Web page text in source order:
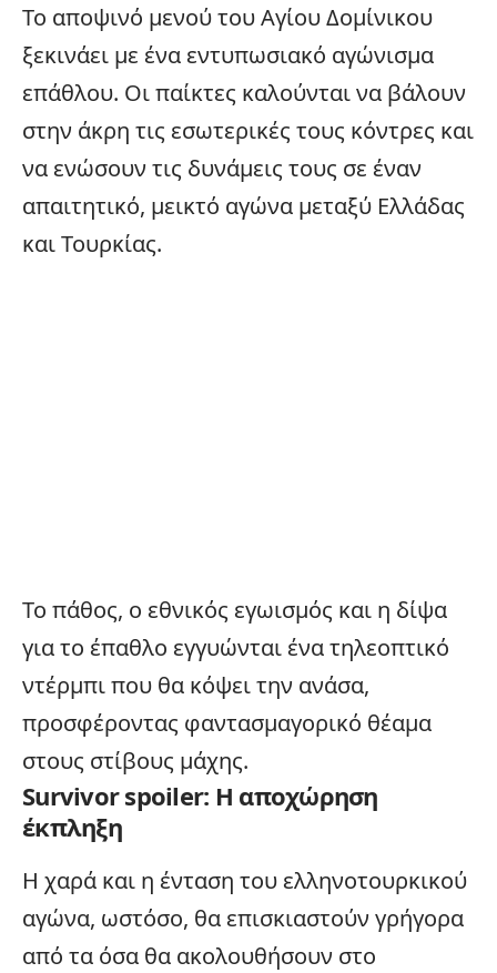
Το αποψινό μενού του Αγίου Δομίνικου
ξεκινάει με ένα εντυπωσιακό αγώνισμα
επάθλου. Οι παίκτες καλούνται να βάλουν
στην άκρη τις εσωτερικές τους κόντρες και
να ενώσουν τις δυνάμεις τους σε έναν
απαιτητικό, μεικτό αγώνα μεταξύ Ελλάδας
και Τουρκίας.
Το πάθος, ο εθνικός εγωισμός και η δίψα
για το έπαθλο εγγυώνται ένα τηλεοπτικό
ντέρμπι που θα κόψει την ανάσα,
προσφέροντας φαντασμαγορικό θέαμα
στους στίβους μάχης.
Survivor spoiler: Η αποχώρηση
έκπληξη
Η χαρά και η ένταση του ελληνοτουρκικού
αγώνα, ωστόσο, θα επισκιαστούν γρήγορα
από τα όσα θα ακολουθήσουν στο